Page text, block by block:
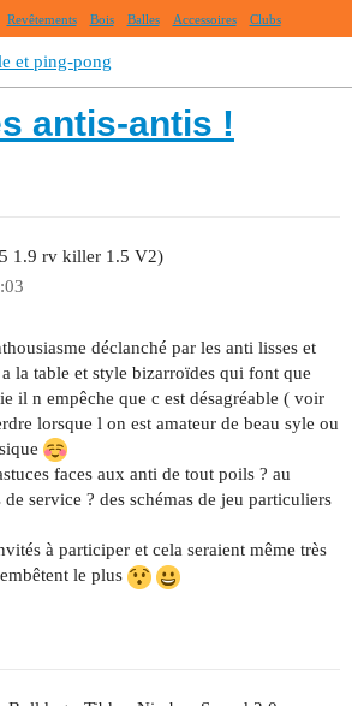
Revêtements Bois Balles Accessoires Clubs
et ping-pong
antis-antis !
1.9 rv killer 1.5 V2)
déclanché par les anti lisses et
la table et style bizarroïdes qui font que
il n empêche que c est désagréable ( voir
lorsque l on est amateur de beau syle ou
faces aux anti de tout poils ? au
service ? des schémas de jeu particuliers
à participer et cela seraient même très
le plus